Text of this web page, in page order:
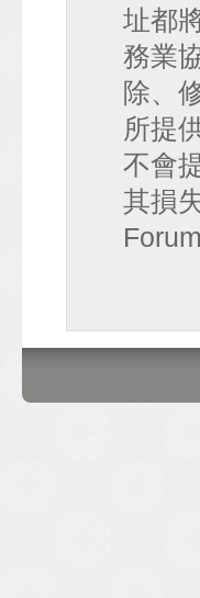
址都
務業
除、
所提
不會
其損